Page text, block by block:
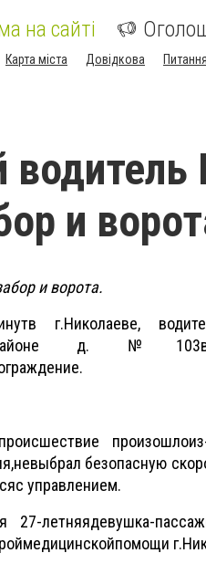
на сайті
Карта міста Довідкова
водитель
и
и ворота.
в г.Николаеве,
д. № 103
.
происшествие произошло
,невыбрал безопасную
с управлением.
27-летняядевушка-
медицинскойпомощи г.